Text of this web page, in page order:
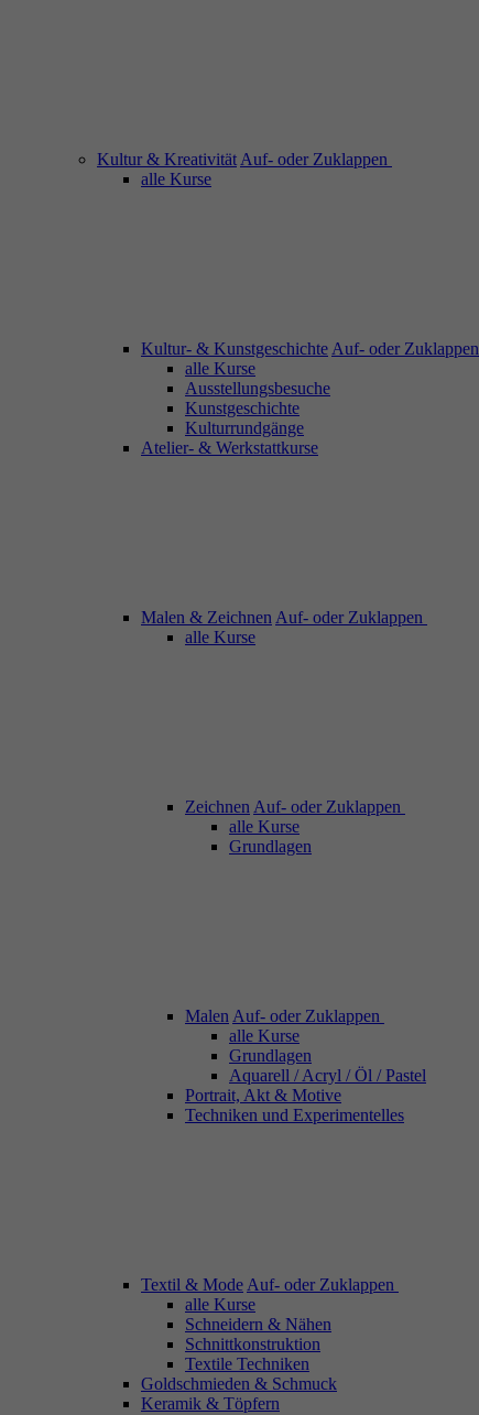
Kultur & Kreativität Auf- oder Zuklappen
alle Kurse
Kultur- & Kunstgeschichte Auf- oder Zuklappen
alle Kurse
Ausstellungsbesuche
Kunstgeschichte
Kulturrundgänge
Atelier- & Werkstattkurse
Malen & Zeichnen Auf- oder Zuklappen
alle Kurse
Zeichnen Auf- oder Zuklappen
alle Kurse
Grundlagen
Malen Auf- oder Zuklappen
alle Kurse
Grundlagen
Aquarell / Acryl / Öl / Pastel
Portrait, Akt & Motive
Techniken und Experimentelles
Textil & Mode Auf- oder Zuklappen
alle Kurse
Schneidern & Nähen
Schnittkonstruktion
Textile Techniken
Goldschmieden & Schmuck
Keramik & Töpfern